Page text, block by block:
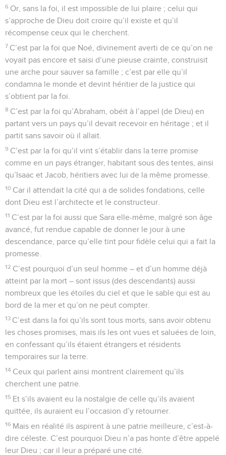
6 Or, sans la foi, il est impossible de lui plaire ; celui qui
s’approche de Dieu doit croire qu’il existe et qu’il
récompense ceux qui le cherchent.
7 C’est par la foi que Noé, divinement averti de ce qu’on ne
voyait pas encore et saisi d’une pieuse crainte, construisit
une arche pour sauver sa famille ; c’est par elle qu’il
condamna le monde et devint héritier de la justice qui
s’obtient par la foi.
8 C’est par la foi qu’Abraham, obéit à l’appel (de Dieu) en
partant vers un pays qu’il devait recevoir en héritage ; et il
partit sans savoir où il allait.
9 C’est par la foi qu’il vint s’établir dans la terre promise
comme en un pays étranger, habitant sous des tentes, ainsi
qu’Isaac et Jacob, héritiers avec lui de la même promesse.
10 Car il attendait la cité qui a de solides fondations, celle
dont Dieu est l’architecte et le constructeur.
11 C’est par la foi aussi que Sara elle-même, malgré son âge
avancé, fut rendue capable de donner le jour à une
descendance, parce qu’elle tint pour fidèle celui qui a fait la
promesse.
12 C’est pourquoi d’un seul homme – et d’un homme déjà
atteint par la mort – sont issus (des descendants) aussi
nombreux que les étoiles du ciel et que le sable qui est au
bord de la mer et qu’on ne peut compter.
13 C’est dans la foi qu’ils sont tous morts, sans avoir obtenu
les choses promises, mais ils les ont vues et saluées de loin,
en confessant qu’ils étaient étrangers et résidents
temporaires sur la terre.
14 Ceux qui parlent ainsi montrent clairement qu’ils
cherchent une patrie.
15 Et s’ils avaient eu la nostalgie de celle qu’ils avaient
quittée, ils auraient eu l’occasion d’y retourner.
16 Mais en réalité ils aspirent à une patrie meilleure, c’est-à-
dire céleste. C’est pourquoi Dieu n’a pas honte d’être appelé
leur Dieu ; car il leur a préparé une cité.